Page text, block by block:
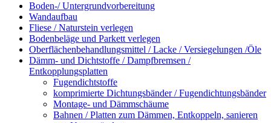
Boden-/ Untergrundvorbereitung
Wandaufbau
Fliese / Naturstein verlegen
Bodenbeläge und Parkett verlegen
Oberflächenbehandlungsmittel / Lacke / Versiegelungen /Öle
Dämm- und Dichtstoffe / Dampfbremsen /
Entkopplungsplatten
Fugendichtstoffe
komprimierte Dichtungsbänder / Fugendichtungsbänder
Montage- und Dämmschäume
Bahnen / Platten zum Dämmen, Entkoppeln, sanieren